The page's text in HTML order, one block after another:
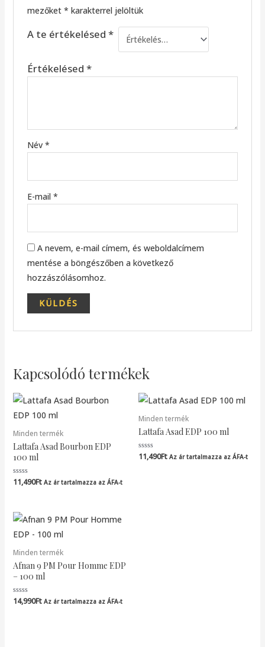
mezőket * karakterrel jelöltük
A te értékelésed *
Értékelésed *
Név *
E-mail *
A nevem, e-mail címem, és weboldalcímem
mentése a böngészőben a következő
hozzászólásomhoz.
Kapcsolódó termékek
Minden termék
Lattafa Asad Bourbon EDP
100 ml
Értékelés:
11,490Ft Az ár tartalmazza az ÁFA-t
Minden termék
Lattafa Asad EDP 100 ml
Értékelés:
11,490Ft Az ár tartalmazza az ÁFA-t
Minden termék
Afnan 9 PM Pour Homme EDP
– 100 ml
Értékelés:
14,990Ft Az ár tartalmazza az ÁFA-t